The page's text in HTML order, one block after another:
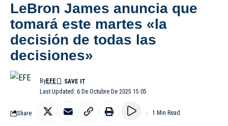
LeBron James anuncia que
tomará este martes «la
decisión de todas las
decisiones»
Last Updated: 6 De Octubre De 2025 15:05
ByEFE
Share 1 Min Read